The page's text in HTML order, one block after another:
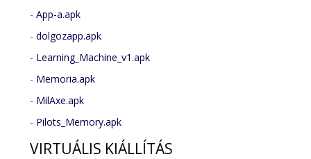
-App-a.apk
-dolgozapp.apk
- Learning_Machine_v1.apk
- Memoria.apk
- MilAxe.apk
- Pilots_Memory.apk
VIRTUÁLIS KIÁLLÍTÁS